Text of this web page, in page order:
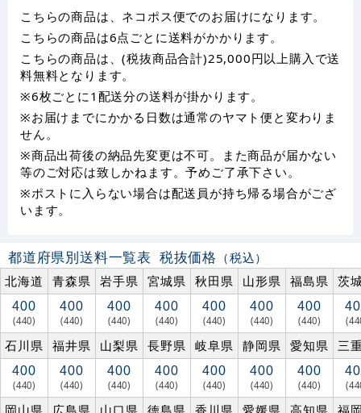
こちらの商品は、ネコポス便でのお届けになります。
こちらの商品は6点ごとに送料がかかります。
こちらの商品は、(税抜商品合計)25,000円以上購入で送
料無料となります。
※6枚ごとに1配送分の送料が掛かります。
※お届けまでにかかる日数は通常のヤマト便と変わりま
せん。
※商品出荷後の納品先変更は不可。また商品が届かない
等のご対応は致しかねます。予めご了承下さい。
※ポストに入らない場合は配送員が持ち帰る場合がござ
います。
都道府県別送料一覧表 税抜価格 （税込）
北海道
青森県 岩手県 宮城県 秋田県 山形県 福島県 茨
400
(440)
400
(440)
400
(440)
400
(440)
400
(440)
400
(440)
400
(440)
石川県 福井県 山梨県 長野県 岐阜県 静岡県 愛知県 三
400
(440)
400
(440)
400
(440)
400
(440)
400
(440)
400
(440)
400
(440)
岡山県 広島県 山口県 徳島県 香川県 愛媛県 高知県 福